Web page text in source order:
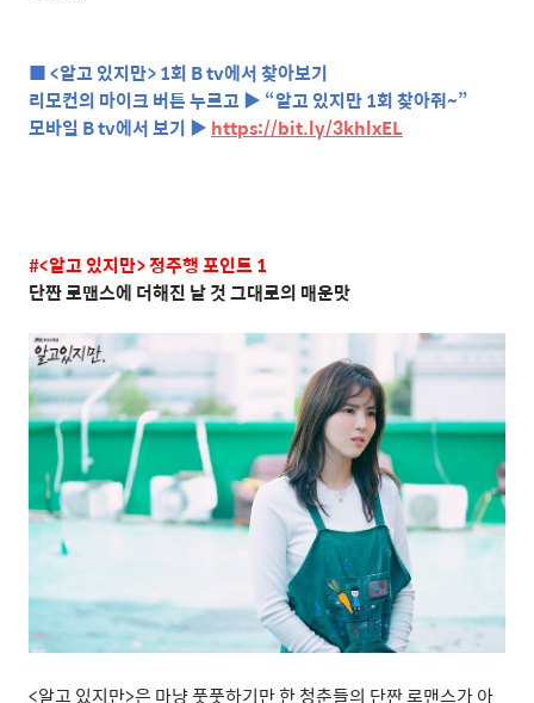
■<알고 있지만> 1회 B tv에서 찾아보기
리모컨의 마이크 버튼 누르고 ▶ “알고 있지만1회 찾아줘~”
모바일 B tv에서 보기 ▶ https://bit.ly/3khlxEL
#<알고있지만>정주행포인트1
단짠로맨스에 더해진 날것그대로의 매운맛
<알고 있지만>은 마냥풋풋하기만한청춘들의 단짠로맨스가아